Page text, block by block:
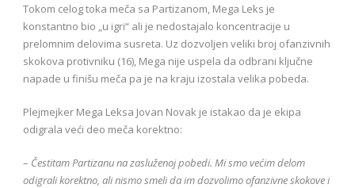
Tokom celog toka meča sa Partizanom, Mega Leks je
konstantno bio „u igri“ ali je nedostajalo koncentracije u
prelomnim delovima susreta. Uz dozvoljen veliki broj ofanzivnih
skokova protivniku (16), Mega nije uspela da odbrani ključne
napade u finišu meča pa je na kraju izostala velika pobeda.
Plejmejker Mega Leksa Jovan Novak je istakao da je ekipa
odigrala veći deo meča korektno:
– Čestitam Partizanu na zasluženoj pobedi. Mi smo većim delom
odigrali korektno, ali nismo smeli da im dozvolimo ofanzivne skokove i